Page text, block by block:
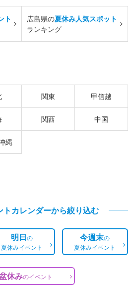
ト
広島県の夏休み人気スポット
ランキング
関東 甲信越
関西 中国
縄
トカレンダーから絞り込む
明日の
夏休みイベント
今週末の
夏休みイベント
休みのイベント